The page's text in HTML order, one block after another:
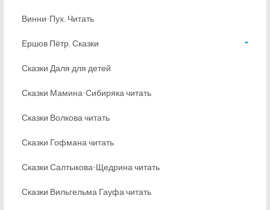
Винни-Пух. Читать
Ершов Пётр. Сказки
Сказки Даля для детей
Сказки Мамина-Сибиряка читать
Сказки Волкова читать
Сказки Гофмана читать
Сказки Салтыкова-Щедрина читать
Сказки Вильгельма Гауфа читать